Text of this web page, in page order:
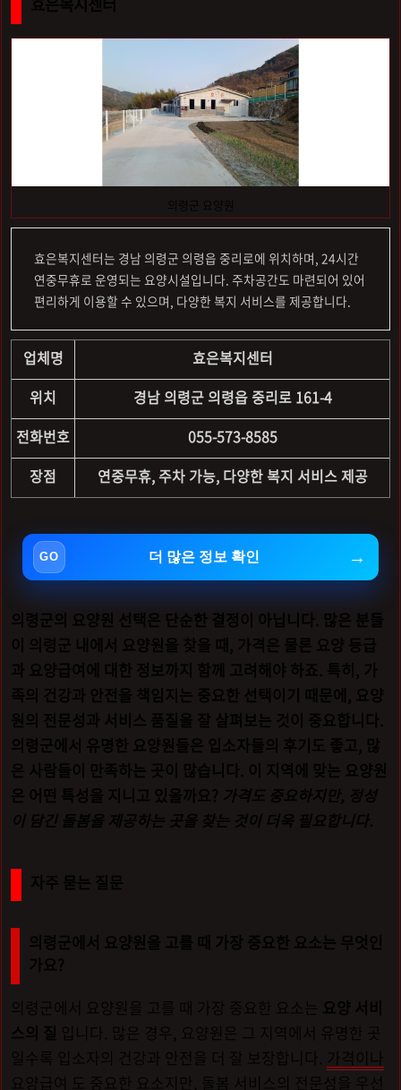
의령군 요양원
효은복지센터는 경남 의령군 의령읍 중리로에 위치하며, 24시간
연중무휴로 운영되는 요양시설입니다. 주차공간도 마련되어 있어
편리하게 이용할 수 있으며, 다양한 복지 서비스를 제공합니다.
업체명
효은복지센터
위치
경남 의령군 의령읍 중리로 161-4
전화번호
055-573-8585
장점
연중무휴, 주차 가능, 다양한 복지 서비스 제공
더 많은 정보 확인
의령군의 요양원 선택은 단순한 결정이 아닙니다. 많은 분들
이 의령군 내에서 요양원을 찾을 때, 가격은 물론 요양 등급
과 요양급여에 대한 정보까지 함께 고려해야 하죠. 특히, 가
족의 건강과 안전을 책임지는 중요한 선택이기 때문에, 요양
원의 전문성과 서비스 품질을 잘 살펴보는 것이 중요합니다.
의령군에서 유명한 요양원들은 입소자들의 후기도 좋고, 많
은 사람들이 만족하는 곳이 많습니다. 이 지역에 맞는 요양원
은 어떤 특성을 지니고 있을까요? 가격도 중요하지만, 정성
이 담긴 돌봄을 제공하는 곳을 찾는 것이 더욱 필요합니다.
자주 묻는 질문
의령군에서 요양원을 고를 때 가장 중요한 요소는 무엇인
가요?
의령군에서 요양원을 고를 때 가장 중요한 요소는 요양 서비
스의 질 입니다. 많은 경우, 요양원은 그 지역에서 유명한 곳
일수록 입소자의 건강과 안전을 더 잘 보장합니다. 가격이나
요양급여 도 중요한 요소지만, 돌봄 서비스의 전문성을 우선